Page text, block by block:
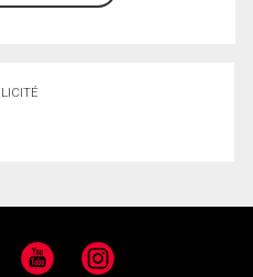
YouTube Instagram